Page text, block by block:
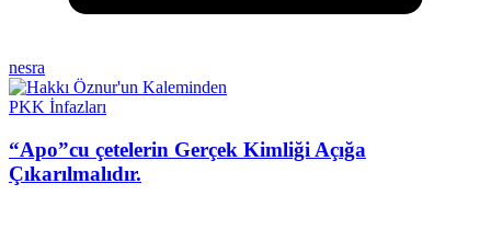
nesra
PKK İnfazları
“Apo”cu çetelerin Gerçek Kimliği Açığa
Çıkarılmalıdır.